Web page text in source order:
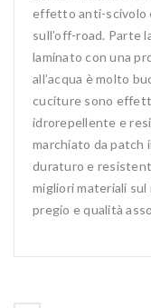
effetto anti-scivolo
sull’off-road. Parte
laminato con una
all’acqua è molto
cuciture sono
idrorepellente e
marchiato da patch
duraturo e
migliori materiali
pregio e qualità